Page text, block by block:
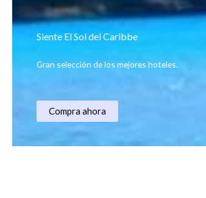
Siente El Sol del Caribbe
Gran selección de los mejores hoteles.
Compra ahora